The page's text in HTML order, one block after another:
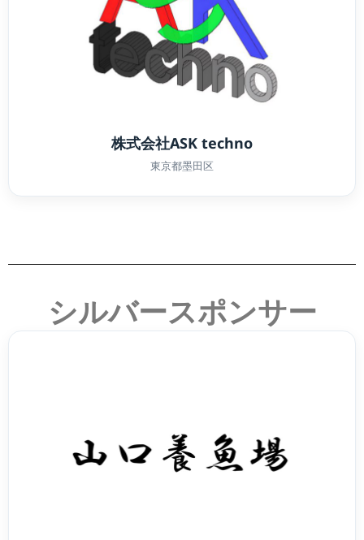
株式会社ASK techno
東京都墨田区
シルバースポンサー